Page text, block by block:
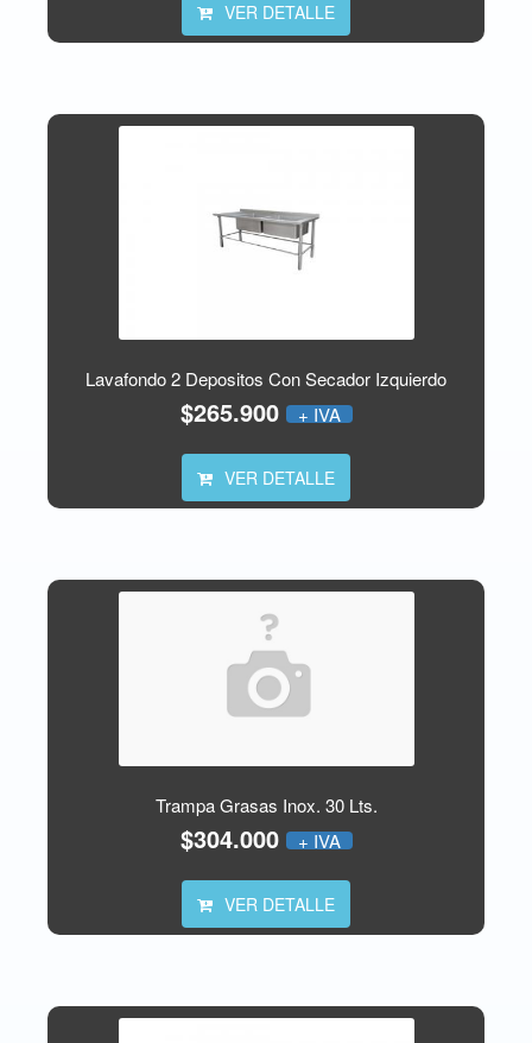
VER DETALLE
Lavafondo 2 Depositos Con Secador Izquierdo
$265.900 + IVA
VER DETALLE
Trampa Grasas Inox. 30 Lts.
$304.000 + IVA
VER DETALLE